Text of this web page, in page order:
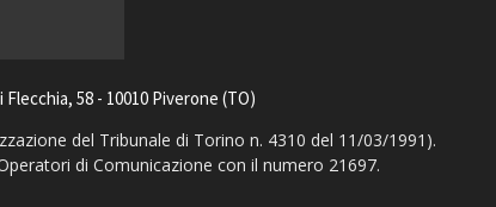
58 - 10010 Piverone (TO)
del Tribunale di Torino n. 4310 del 11/03/1991).
di Comunicazione con il numero 21697.